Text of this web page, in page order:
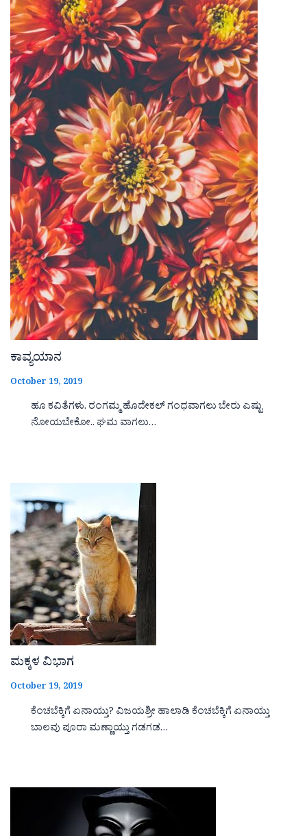
ಕಾವ್ಯಯಾನ
October 19, 2019
ಹೂ ಕವಿತೆಗಳು. ರಂಗಮ್ಮ ಹೊದೇಕಲ್ ಗಂಧವಾಗಲು ಬೇರು ಎಷ್ಟು
ನೋಯಬೇಕೋ.. ಘಮ ವಾಗಲು…
ಮಕ್ಕಳ ವಿಭಾಗ
October 19, 2019
ಕೆಂಚಬೆಕ್ಕಿಗೆ ಏನಾಯ್ತು? ವಿಜಯಶ್ರೀ ಹಾಲಾಡಿ ಕೆಂಚಬೆಕ್ಕಿಗೆ ಏನಾಯ್ತು
ಬಾಲವು ಪೂರಾ ಮಣ್ಣಾಯ್ತು ಗಡಗಡ…